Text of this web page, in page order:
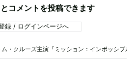
コメントを投稿できます
録 / ログインページへ
ム・クルーズ主演『ミッション：インポッシブ